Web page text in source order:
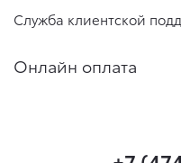
Служба клиентской
Онлайн оплата